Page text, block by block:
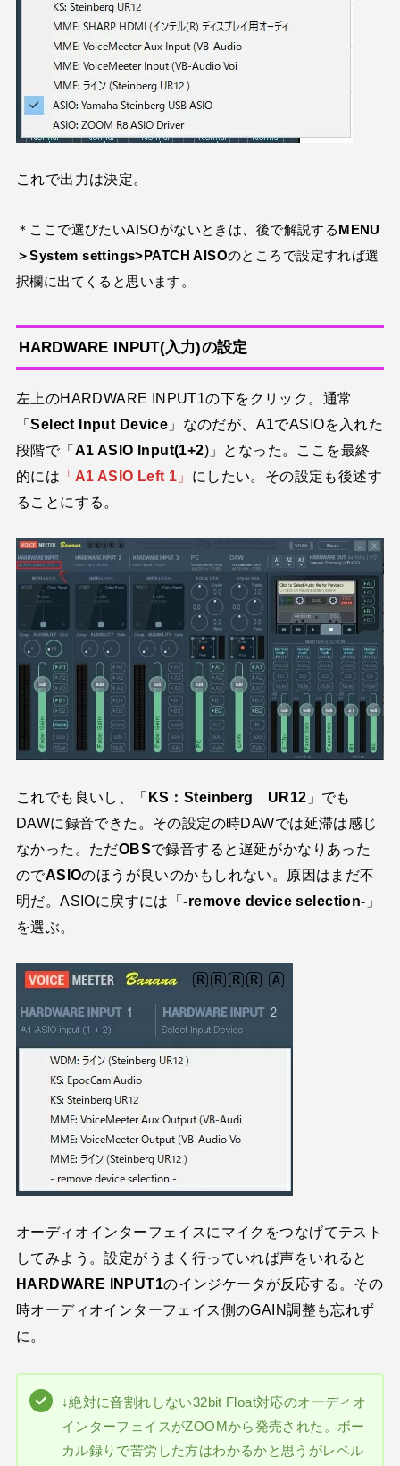
これで出力は決定。
＊ここで選びたいAISOがないときは、後で解説する MENU
＞System settings>PATCH AISOのところで設定すれば選
択欄に出てくると思います。
HARDWARE INPUT(入力)の設定
左上のHARDWARE INPUT1の下をクリック。通常
「Select Input Device 」なのだが、A1でASIOを入れた
段階で「A1 ASIO Input(1+2)」となった。ここを最終
的には 「A1 ASIO Left 1 」 にしたい。その設定も後述す
ることにする。
これでも良いし、「KS：Steinberg UR12 」でも
DAWに録音できた。その設定の時DAWでは延滞は感じ
なかった。ただOBSで録音すると遅延がかなりあった
のでASIOのほうが良いのかもしれない。原因はまだ不
明だ。ASIOに戻すには「-remove device selection- 」
を選ぶ。
オーディオインターフェイスにマイクをつなげてテスト
してみよう。設定がうまく行っていれば声をいれると
HARDWARE INPUT1のインジケータが反応する。その
時オーディオインターフェイス側のGAIN調整も忘れず
に。
↓絶対に音割れしない32bit Float対応のオーディオ
インターフェイスがZOOMから発売された。ボー
カル録りで苦労した方はわかるかと思うがレベル